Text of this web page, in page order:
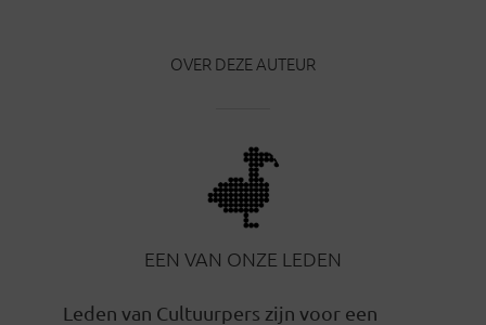
OVER DEZE AUTEUR
EEN VAN ONZE LEDEN
Leden van Cultuurpers zijn voor een